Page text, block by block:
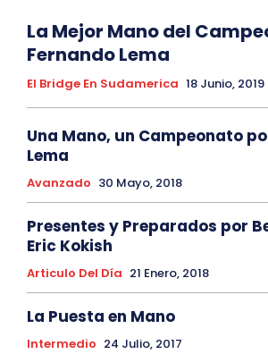
La Mejor Mano del
Fernando Lema
El Bridge En Sudamerica 18 Junio, 2019
Una Mano, un Campeonato
Lema
Avanzado 30 Mayo, 2018
Presentes y Preparados por
Eric Kokish
Articulo Del Día 21 Enero, 2018
La Puesta en Mano
Intermedio 24 Julio, 2017